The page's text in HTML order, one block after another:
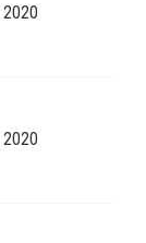
2020
2020